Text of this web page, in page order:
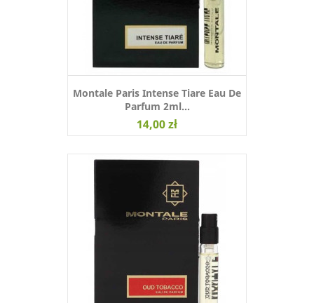
Montale Paris Intense Tiare Eau De
Parfum 2ml...
14,00 zł